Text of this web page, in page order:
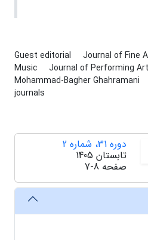
Guest editorial
Journal of Fine
Music
Journal of Performing
Mohammad-Bagher Ghahramani
journals
دوره 31، شماره 2
تابستان 1405
صفحه 7-8